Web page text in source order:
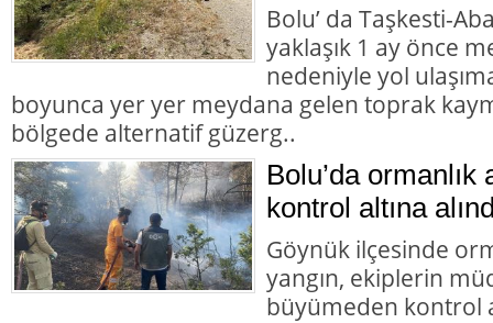
Bolu’ da Taşkesti-
yaklaşık 1 ay önce
nedeniyle yol
boyunca yer yer meydana gelen toprak
bölgede alternatif güzerg..
Bolu’da ormanlık
kontrol altına
Göynük ilçesinde
yangın, ekiplerin
büyümeden kontrol